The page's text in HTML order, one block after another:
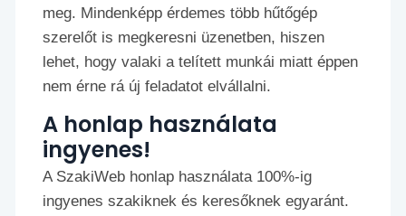
meg. Mindenképp érdemes több hűtőgép
szerelőt is megkeresni üzenetben, hiszen
lehet, hogy valaki a telített munkái miatt éppen
nem érne rá új feladatot elvállalni.
A honlap használata
ingyenes!
A SzakiWeb honlap használata 100%-ig
ingyenes szakiknek és keresőknek egyaránt.